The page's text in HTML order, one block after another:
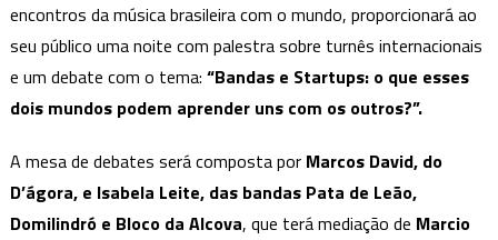
Relação
entre
Bandas
e
encontros da música brasileira com o mundo, proporcionará ao
seu público uma noite com palestra sobre turnês internacionais
e um debate com o tema: “Bandas e Startups: o que esses
dois mundos podem aprender uns com os outros?”.
A mesa de debates será composta por Marcos David, do
D’ágora, e Isabela Leite, das bandas Pata de Leão,
Domilindró e Bloco da Alcova, que terá mediação de Marcio